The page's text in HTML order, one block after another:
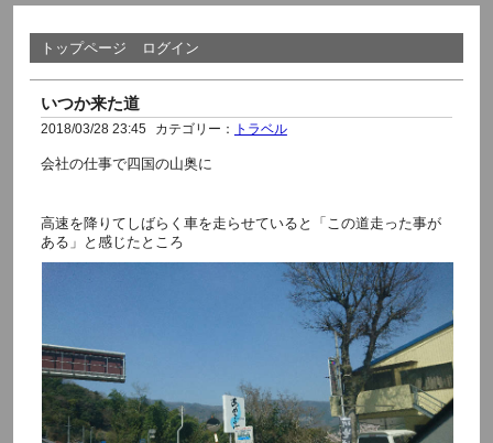
トップページ ログイン
いつか来た道
2018/03/28 23:45 カテゴリー： トラベル
会社の仕事で四国の山奥に
高速を降りてしばらく車を走らせていると「この道走った事が
ある」と感じたところ